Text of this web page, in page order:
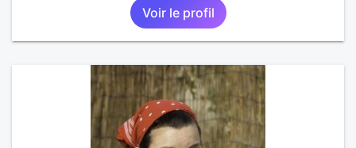
voyager loin. Merci. Bon chance à tout le monde.
Voir le profil